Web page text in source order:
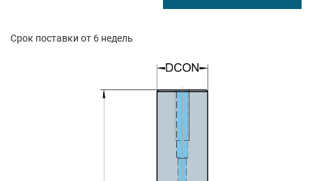
Срок поставки от 6 недель